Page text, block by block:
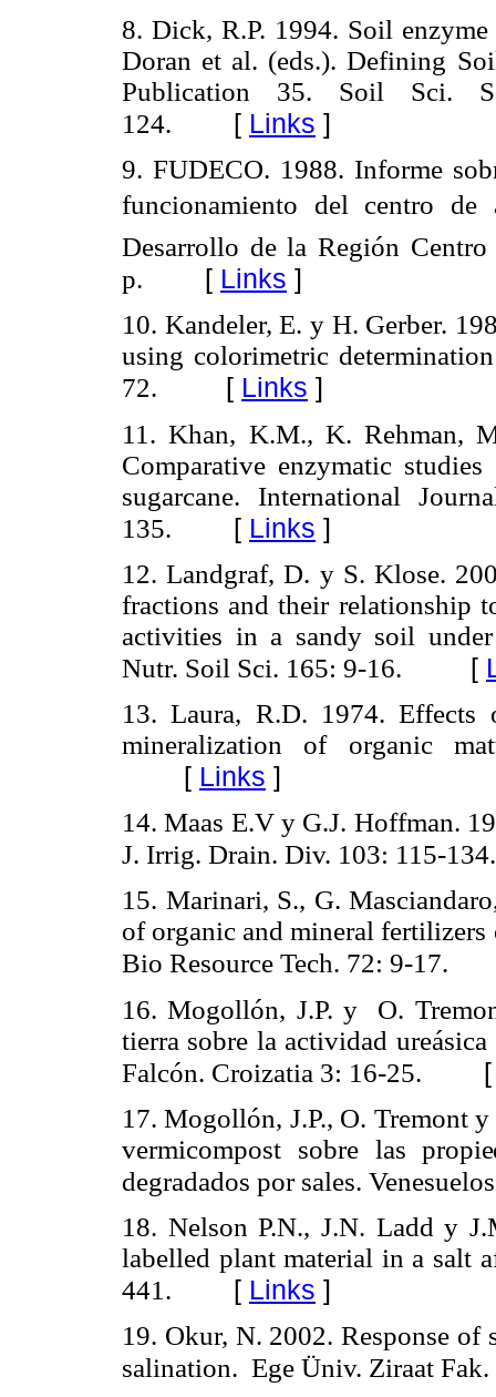
8. Dick, R.P. 1994. Soil
Doran et al. (eds.). Defining
Publication 35. Soil Sci.
124. [ Links ]
9. FUDECO. 1988. Informe
funcionamiento del centro de
Desarrollo de la Región Centro
p. [ Links ]
10. Kandeler, E. y H. Gerber.
using colorimetric
72.
[ Links ]
11. Khan, K.M., K. Rehman,
Comparative enzymatic
sugarcane. International
135. [ Links ]
12. Landgraf, D. y S. Klose.
fractions and their relationship
activities in a sandy soil under
Nutr. Soil Sci. 165: 9-16.
[
13. Laura, R.D. 1974. Effects
mineralization of organic
[ Links ]
14. Maas E.V y G.J. Hoffman.
J. Irrig. Drain. Div. 103: 115-134.
15. Marinari, S., G.
of organic and mineral
Bio Resource Tech. 72: 9-17.
16. Mogollón, J.P. y O.
tierra sobre la actividad ureásica
Falcón. Croizatia 3: 16-25.
17. Mogollón, J.P., O. Tremont
vermicompost sobre las
degradados por sales.
18. Nelson P.N., J.N. Ladd y
labelled plant material in a salt
441. [ Links ]
19. Okur, N. 2002. Response
salination. Ege Üniv. Ziraat